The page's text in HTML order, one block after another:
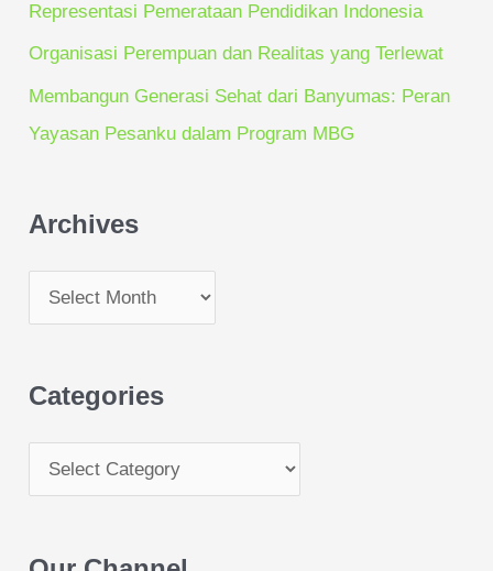
Representasi Pemerataan Pendidikan Indonesia
Organisasi Perempuan dan Realitas yang Terlewat
Membangun Generasi Sehat dari Banyumas: Peran
Yayasan Pesanku dalam Program MBG
Archives
Categories